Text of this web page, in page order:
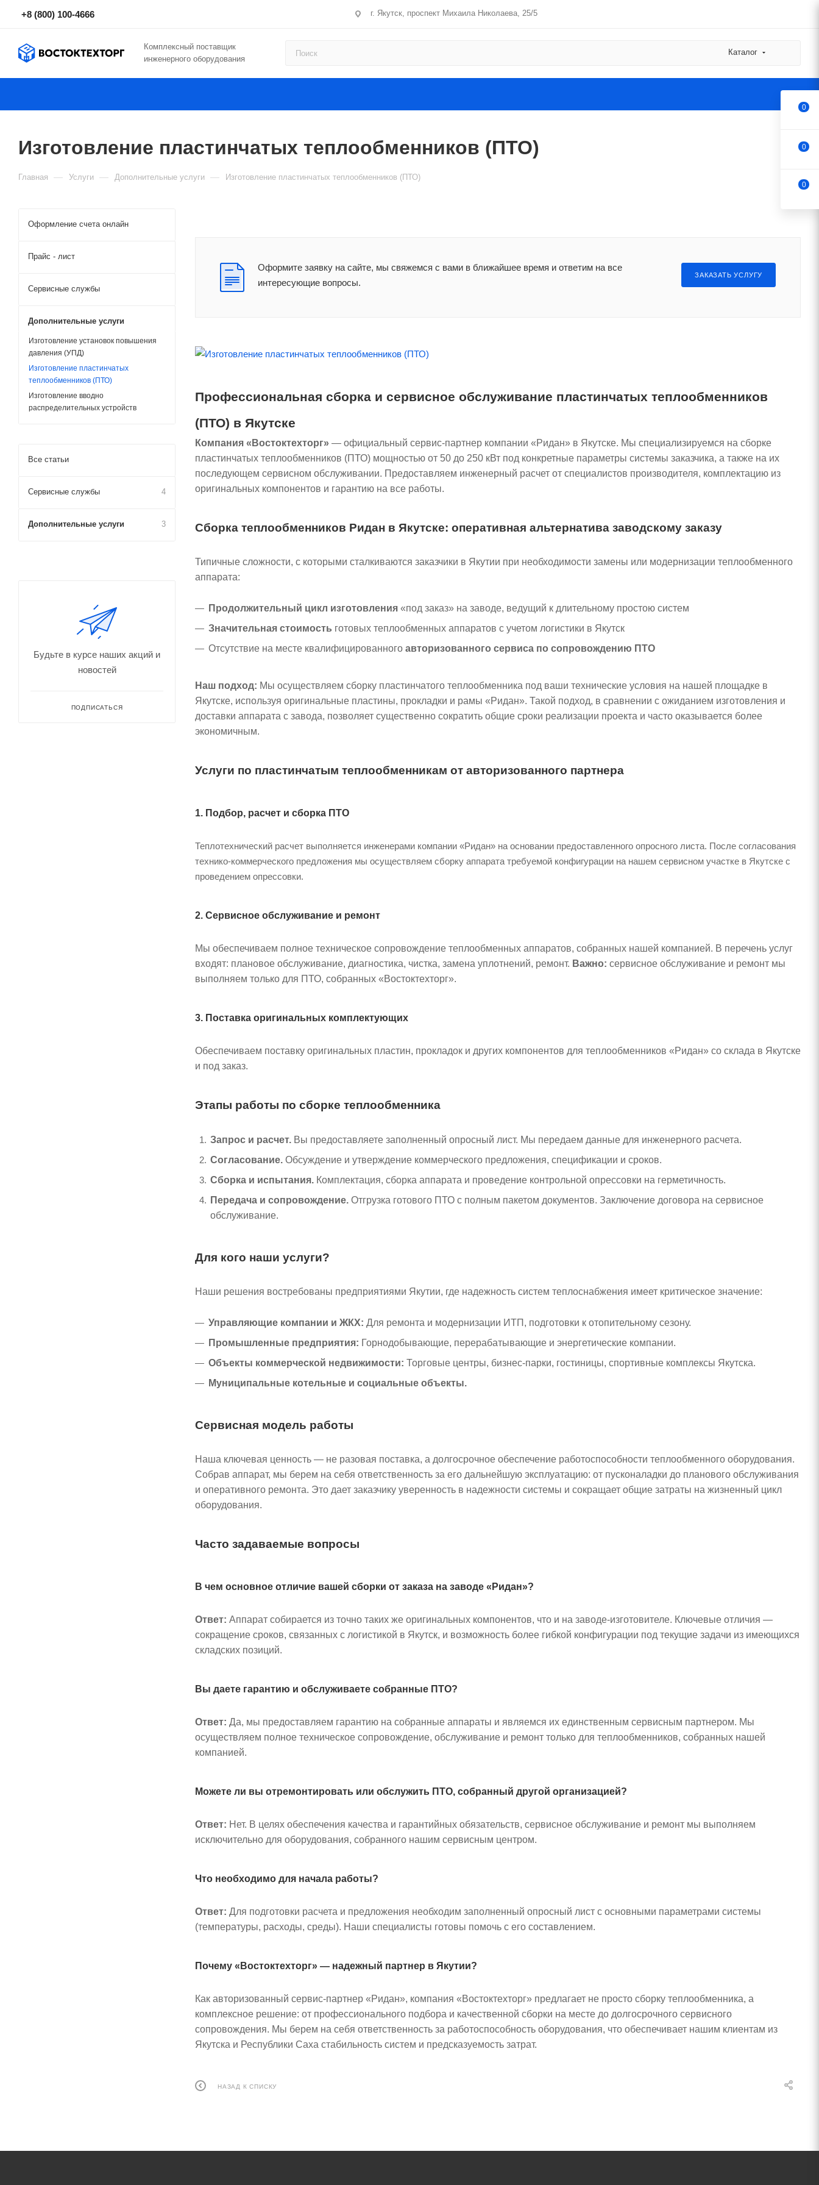
+8 (800) 100-4666 г. Якутск, проспект Михаила Николаева, 25/5
Комплексный поставщик
инженерного оборудования
Каталог
Изготовление пластинчатых теплообменников (ПТО)
Главная — Услуги — Дополнительные услуги — Изготовление пластинчатых теплообменников (ПТО)
Оформите заявку на сайте, мы свяжемся с вами в ближайшее время и ответим на все
интересующие вопросы.
ЗАКАЗАТЬ УСЛУГУ
Профессиональная сборка и сервисное обслуживание пластинчатых теплообменников
(ПТО) в Якутске
Компания «Востоктехторг» — официальный сервис-партнер компании «Ридан» в Якутске. Мы специализируемся на сборке
пластинчатых теплообменников (ПТО) мощностью от 50 до 250 кВт под конкретные параметры системы заказчика, а также на их
последующем сервисном обслуживании. Предоставляем инженерный расчет от специалистов производителя, комплектацию из
оригинальных компонентов и гарантию на все работы.
Сборка теплообменников Ридан в Якутске: оперативная альтернатива заводскому заказу
Типичные сложности, с которыми сталкиваются заказчики в Якутии при необходимости замены или модернизации теплообменного
аппарата:
Продолжительный цикл изготовления «под заказ» на заводе, ведущий к длительному простою систем
Значительная стоимость готовых теплообменных аппаратов с учетом логистики в Якутск
Отсутствие на месте квалифицированного авторизованного сервиса по сопровождению ПТО
Наш подход: Мы осуществляем сборку пластинчатого теплообменника под ваши технические условия на нашей площадке в
Якутске, используя оригинальные пластины, прокладки и рамы «Ридан». Такой подход, в сравнении с ожиданием изготовления и
доставки аппарата с завода, позволяет существенно сократить общие сроки реализации проекта и часто оказывается более
экономичным.
Услуги по пластинчатым теплообменникам от авторизованного партнера
1. Подбор, расчет и сборка ПТО
Теплотехнический расчет выполняется инженерами компании «Ридан» на основании предоставленного опросного листа. После согласования
технико-коммерческого предложения мы осуществляем сборку аппарата требуемой конфигурации на нашем сервисном участке в Якутске с
проведением опрессовки.
2. Сервисное обслуживание и ремонт
Мы обеспечиваем полное техническое сопровождение теплообменных аппаратов, собранных нашей компанией. В перечень услуг
входят: плановое обслуживание, диагностика, чистка, замена уплотнений, ремонт. Важно: сервисное обслуживание и ремонт мы
выполняем только для ПТО, собранных «Востоктехторг».
3. Поставка оригинальных комплектующих
Обеспечиваем поставку оригинальных пластин, прокладок и других компонентов для теплообменников «Ридан» со склада в Якутске
и под заказ.
Этапы работы по сборке теплообменника
Запрос и расчет. Вы предоставляете заполненный опросный лист. Мы передаем данные для инженерного расчета.
Согласование. Обсуждение и утверждение коммерческого предложения, спецификации и сроков.
Сборка и испытания. Комплектация, сборка аппарата и проведение контрольной опрессовки на герметичность.
Передача и сопровождение. Отгрузка готового ПТО с полным пакетом документов. Заключение договора на сервисное
обслуживание.
Для кого наши услуги?
Наши решения востребованы предприятиями Якутии, где надежность систем теплоснабжения имеет критическое значение:
Управляющие компании и ЖКХ: Для ремонта и модернизации ИТП, подготовки к отопительному сезону.
Промышленные предприятия: Горнодобывающие, перерабатывающие и энергетические компании.
Объекты коммерческой недвижимости: Торговые центры, бизнес-парки, гостиницы, спортивные комплексы Якутска.
Муниципальные котельные и социальные объекты.
Сервисная модель работы
Наша ключевая ценность — не разовая поставка, а долгосрочное обеспечение работоспособности теплообменного оборудования.
Собрав аппарат, мы берем на себя ответственность за его дальнейшую эксплуатацию: от пусконаладки до планового обслуживания
и оперативного ремонта. Это дает заказчику уверенность в надежности системы и сокращает общие затраты на жизненный цикл
оборудования.
Часто задаваемые вопросы
В чем основное отличие вашей сборки от заказа на заводе «Ридан»?
Ответ: Аппарат собирается из точно таких же оригинальных компонентов, что и на заводе-изготовителе. Ключевые отличия —
сокращение сроков, связанных с логистикой в Якутск, и возможность более гибкой конфигурации под текущие задачи из имеющихся
складских позиций.
Вы даете гарантию и обслуживаете собранные ПТО?
Ответ: Да, мы предоставляем гарантию на собранные аппараты и являемся их единственным сервисным партнером. Мы
осуществляем полное техническое сопровождение, обслуживание и ремонт только для теплообменников, собранных нашей
компанией.
Можете ли вы отремонтировать или обслужить ПТО, собранный другой организацией?
Ответ: Нет. В целях обеспечения качества и гарантийных обязательств, сервисное обслуживание и ремонт мы выполняем
исключительно для оборудования, собранного нашим сервисным центром.
Что необходимо для начала работы?
Ответ: Для подготовки расчета и предложения необходим заполненный опросный лист с основными параметрами системы
(температуры, расходы, среды). Наши специалисты готовы помочь с его составлением.
Почему «Востоктехторг» — надежный партнер в Якутии?
Как авторизованный сервис-партнер «Ридан», компания «Востоктехторг» предлагает не просто сборку теплообменника, а
комплексное решение: от профессионального подбора и качественной сборки на месте до долгосрочного сервисного
сопровождения. Мы берем на себя ответственность за работоспособность оборудования, что обеспечивает нашим клиентам из
Якутска и Республики Саха стабильность систем и предсказуемость затрат.
НАЗАД К СПИСКУ
Оформление счета онлайн
Прайс - лист
Сервисные службы
Дополнительные услуги
Изготовление установок повышения
давления (УПД)
Изготовление пластинчатых
теплообменников (ПТО)
Изготовление вводно
распределительных устройств
Все статьи
Сервисные службы 4
Дополнительные услуги 3
Будьте в курсе наших акций и
новостей
ПОДПИСАТЬСЯ
0
0
0